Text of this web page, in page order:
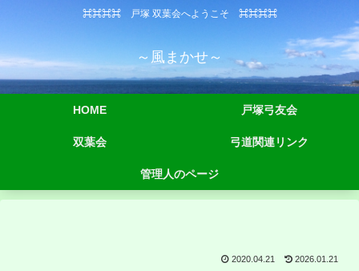
⌘⌘⌘⌘ 戸塚 双葉会へようこそ ⌘⌘⌘⌘
～風まかせ～
HOME 戸塚弓友会
双葉会 弓道関連リンク
管理人のページ
2020.04.21 2026.01.21